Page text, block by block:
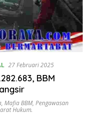
27 Februari 2025
BBM
, Mafia BBM, Pengawasan
Hukum.